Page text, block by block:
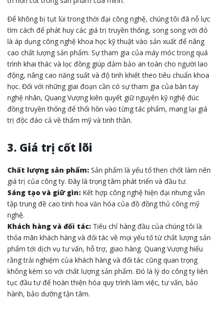
Để không bị tụt lùi trong thời đại công nghệ, chúng tôi đã nỗ lực
tìm cách để phát huy các giá trị truyền thống, song song với đó
là áp dụng công nghệ khoa học kỹ thuật vào sản xuất để nâng
cao chất lượng sản phẩm. Sự tham gia của máy móc trong quá
trình khai thác và lọc đồng giúp đảm bảo an toàn cho người lao
động, nâng cao năng suất và độ tinh khiết theo tiêu chuẩn khoa
học. Đối với những giai đoạn cần có sự tham gia của bàn tay
nghệ nhân, Quang Vượng kiên quyết giữ nguyên kỹ nghệ đúc
đồng truyền thống để thổi hồn vào từng tác phẩm, mang lại giá
trị độc đáo cả về thẩm mỹ và tinh thần.
3. Giá trị cốt lõi
Chất lượng sản phẩm: Sản phẩm là yếu tố then chốt làm nên
giá trị của công ty. Đây là trọng tâm phát triển và đầu tư.
Sáng tạo và giữ gìn: Kết hợp công nghệ hiện đại nhưng vẫn
tập trung đề cao tinh hoa văn hóa của đồ đồng thủ công mỹ
nghệ.
Khách hàng và đối tác: Tiêu chỉ hàng đầu của chúng tôi là
thỏa mãn khách hàng và đối tác về mọi yếu tố từ chất lượng sản
phẩm tới dịch vụ tư vấn, hỗ trợ, giao hàng. Quang Vượng hiểu
rằng trải nghiệm của khách hàng và đối tác cũng quan trọng
không kém so với chất lượng sản phẩm. Đó là lý do công ty liên
tục đầu tư để hoàn thiện hóa quy trình làm việc, tư vấn, bảo
hành, bảo dưỡng tận tâm.